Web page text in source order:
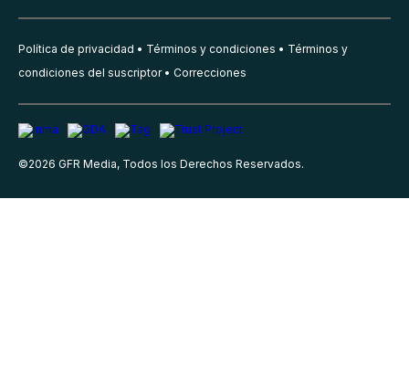
Política de privacidad Términos y condiciones
Términos y
condiciones del suscriptor
Correcciones
©2026 GFR Media, Todos los Derechos Reservados.